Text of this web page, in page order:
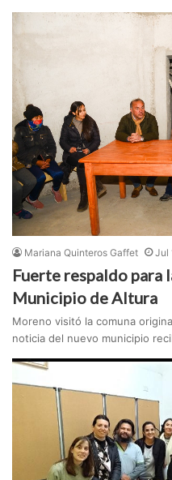
Mariana Quinteros Gaffet Jul
Fuerte respaldo para
Municipio de Altura
Moreno visitó la comuna
noticia del nuevo municipio